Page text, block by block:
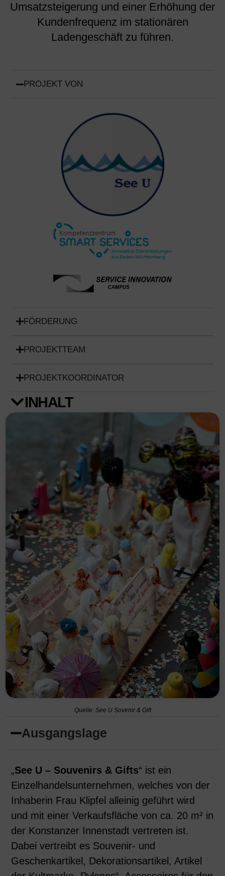
Umsatzsteigerung und einer Erhöhung der
Kundenfrequenz im stationären
Ladengeschäft zu führen.
PROJEKT VON
FÖRDERUNG
PROJEKTTEAM
PROJEKTKOORDINATOR
INHALT
Quelle: See U Sovenir & Gift
Ausgangslage
„See U – Souvenirs & Gifts“ ist ein
Einzelhandelsunternehmen, welches von der
Inhaberin Frau Klipfel alleinig geführt wird
und mit einer Verkaufsfläche von ca. 20 m² in
der Konstanzer Innenstadt vertreten ist.
Dabei vertreibt es Souvenir- und
Geschenkartikel, Dekorationsartikel, Artikel